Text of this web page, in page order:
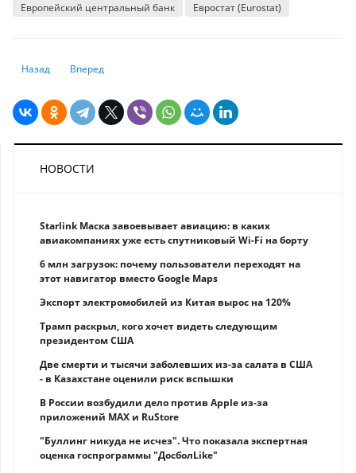
Европейский центральный банк Евростат (Eurostat)
Предыдущий: Киберпреступность считается главной угрозой для
Назад Следующий: Названа дата, когда США могут объявить
Вперед
НОВОСТИ
Starlink Маска завоевывает авиацию: в каких
авиакомпаниях уже есть спутниковый Wi-Fi на борту
6 млн загрузок: почему пользователи переходят на
этот навигатор вместо Google Maps
Экспорт электромобилей из Китая вырос на 120%
Трамп раскрыл, кого хочет видеть следующим
президентом США
Две смерти и тысячи заболевших из-за салата в США
- в Казахстане оценили риск вспышки
В России возбудили дело против Apple из-за
приложений MAX и RuStore
"Буллинг никуда не исчез". Что показала экспертная
оценка госпрограммы "ДосболLike"